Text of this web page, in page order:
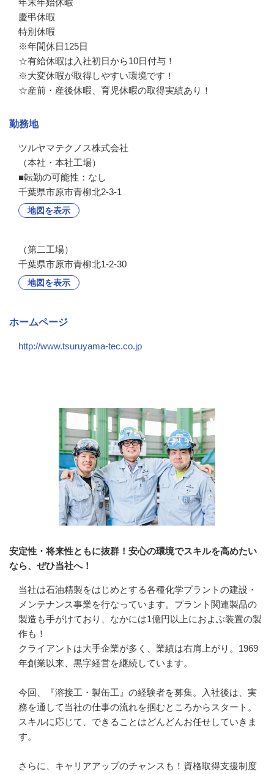
慶弔休暇
特別休暇
※年間休日125日
☆有給休暇は入社初日から10日付与！
※大変休暇が取得しやすい環境です！
☆産前・産後休暇、育児休暇の取得実績あり！
勤務地
ツルヤマテクノス株式会社
（本社・本社工場）
■転勤の可能性：なし
千葉県市原市青柳北2-3-1
地図を表示
（第二工場）
千葉県市原市青柳北1-2-30
地図を表示
ホームページ
http://www.tsuruyama-tec.co.jp
安定性・将来性ともに抜群！安心の環境でスキルを高めたい
なら、ぜひ当社へ！
当社は石油精製をはじめとする各種化学プラントの建設・
メンテナンス事業を行なっています。プラント関連製品の
製造も手がけており、なかには1億円以上におよぶ装置の製
作も！
クライアントは大手企業が多く、業績は右肩上がり。1969
年創業以来、黒字経営を継続しています。
今回、『溶接工・製缶工』の経験者を募集。入社後は、実
務を通して当社の仕事の流れを掴むところからスタート。
スキルに応じて、できることはどんどんお任せしていきま
す。
さらに、キャリアアップのチャンスも！資格取得支援制度